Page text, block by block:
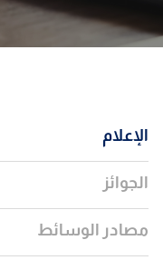
الإعلام
الجوائز
مصادر الوسائط